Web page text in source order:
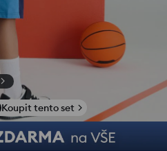
Koupit tento set